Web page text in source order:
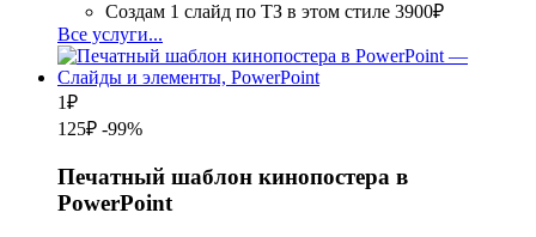
Создам 1 слайд по ТЗ в этом стиле 3900₽
Все услуги...
1₽
125₽ -99%
Печатный шаблон кинопостера в
PowerPoint